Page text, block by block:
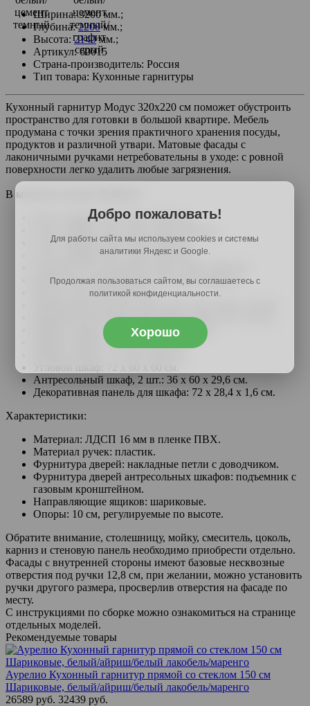
Ширина: 3200 мм.;
Глубина:2200мм.;
Высота:2140мм.;
Артикул: 60015
Страна-производитель: Россия
Тип товара: Кухонные гарнитуры
Кухонный гарнитур Модус 320х220 см поможет обустроить
пространство для готовки в большой квартире. Мебель
продумана с точки зрения практичного хранения посуды,
продуктов и различной утвари. Матовые фасады с
лаконичными ручками нетребовательны в уходе: с ровной
поверхности легко удалить любые загрязнения.
В комплект входят (ВхШхГ):
Стол 2 двери: 82,4 х 60 х 50,6 см.
Стол 3 ящика: 82,4 х 60 х 50,6 см.
Стол 2 ящика: 82,4 х 60 х 50,6 см.
Пенал под холодильник: 214 х 60 х 56,6 см.
Пенал: 214 х 60 х 56,2 см.
Декоративная панель для пенала: 204 х 55 х 1,6 см.
Шкаф 1 дверь, 2 шт.: 72 х 30 х 29,6 см.
Шкаф 1 дверь: 72 х 40 х 29,6 см.
Антресольный шкаф, 2 шт.: 36 х 60 х 29,6 см.
Декоративная панель для шкафа: 72 х 28,4 х 1,6 см.
Характеристики:
Материал: ЛДСП 16 мм в пленке ПВХ.
Материал ручек: пластик.
Фурнитура дверей: накладные петли с доводчиком.
Фурнитура дверей антресольных шкафов: подъемник с
газовым кронштейном.
Направляющие ящиков: шариковые.
Опоры: 10 см, регулируемые по высоте.
Обратите внимание, столешницу, мойку, смеситель, цоколь,
карниз и стеновую панель необходимо приобрести отдельно.
Фасады с внутренней стороны имеют базовые несквозные
отверстия под ручки 12,8 см, при желании, можно установить
ручки другого размера, просверлив отверстия на фасаде по
месту.
С инструкциями по сборке можно ознакомиться на странице
отдельных моделей.
Рекомендуемые товары
Аурелио Кухонный гарнитур прямой со стеклом 150 см
Шариковые, белый/айриш/белый лакобель/маренго
26589 руб. 32439 руб.
Добро пожаловать!
Для работы сайта мы используем cookies и системы
аналитики Яндекс и Google.
Продолжая пользоваться сайтом, вы соглашаетесь с
политикой конфиденциальности.
Хорошо